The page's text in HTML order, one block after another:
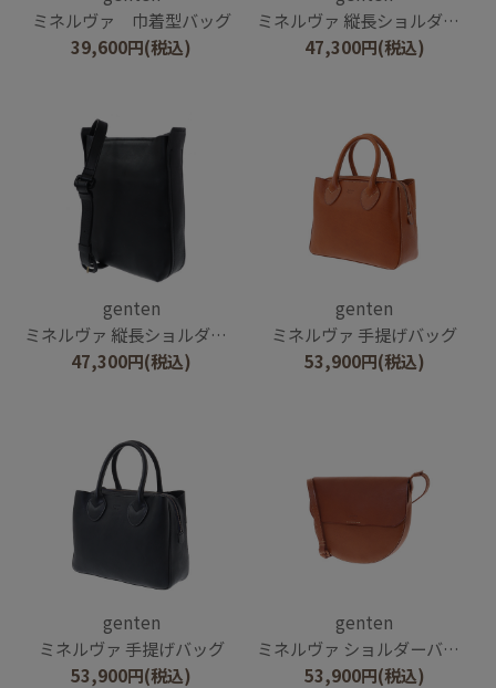
ミネルヴァ 巾着型バッグ
39,600円(税込)
ミネルヴァ 縦長ショルダーバッグ
47,300円(税込)
genten
ミネルヴァ 縦長ショルダーバッグ
47,300円(税込)
genten
ミネルヴァ 手提げバッグ
53,900円(税込)
genten
ミネルヴァ 手提げバッグ
53,900円(税込)
genten
ミネルヴァ ショルダーバッグ
53,900円(税込)